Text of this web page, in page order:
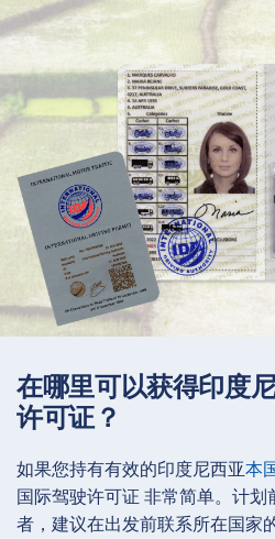
在哪里可以获得印度
许可证？
如果您持有有效的印度尼西亚本
国际驾驶许可证 非常简单。计
者，建议在出发前联系所在国家